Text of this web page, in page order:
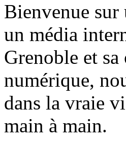
Bienvenue sur
un média
Grenoble et
numérique,
dans la vraie
main à main.